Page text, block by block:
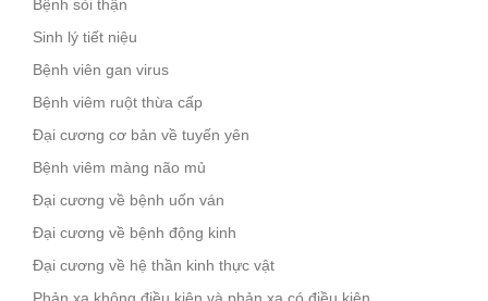
Bệnh sỏi thận
Sinh lý tiết niệu
Bệnh viên gan virus
Bệnh viêm ruột thừa cấp
Đại cương cơ bản về tuyến yên
Bệnh viêm màng não mủ
Đại cương về bệnh uốn ván
Đại cương về bệnh động kinh
Đại cương về hệ thần kinh thực vật